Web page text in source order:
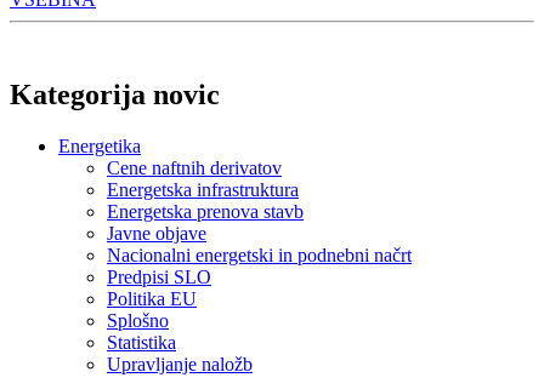
Kategorija novic
Energetika
Cene naftnih derivatov
Energetska infrastruktura
Energetska prenova stavb
Javne objave
Nacionalni energetski in podnebni načrt
Predpisi SLO
Politika EU
Splošno
Statistika
Upravljanje naložb